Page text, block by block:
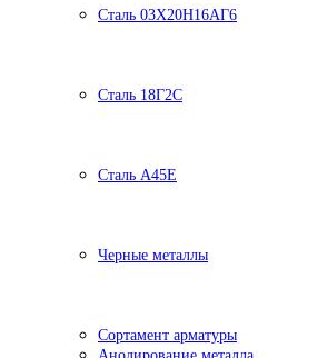
Сталь 03Х20Н16АГ6
Сталь 18Г2С
Сталь А45Е
Черные металлы
Сортамент арматуры